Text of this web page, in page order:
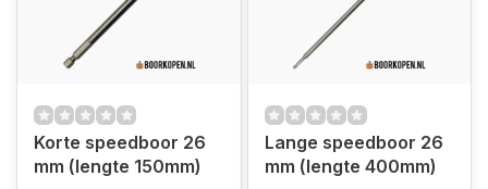
Korte speedboor 26
mm (lengte 150mm)
Lange speedboor 26
mm (lengte 400mm)